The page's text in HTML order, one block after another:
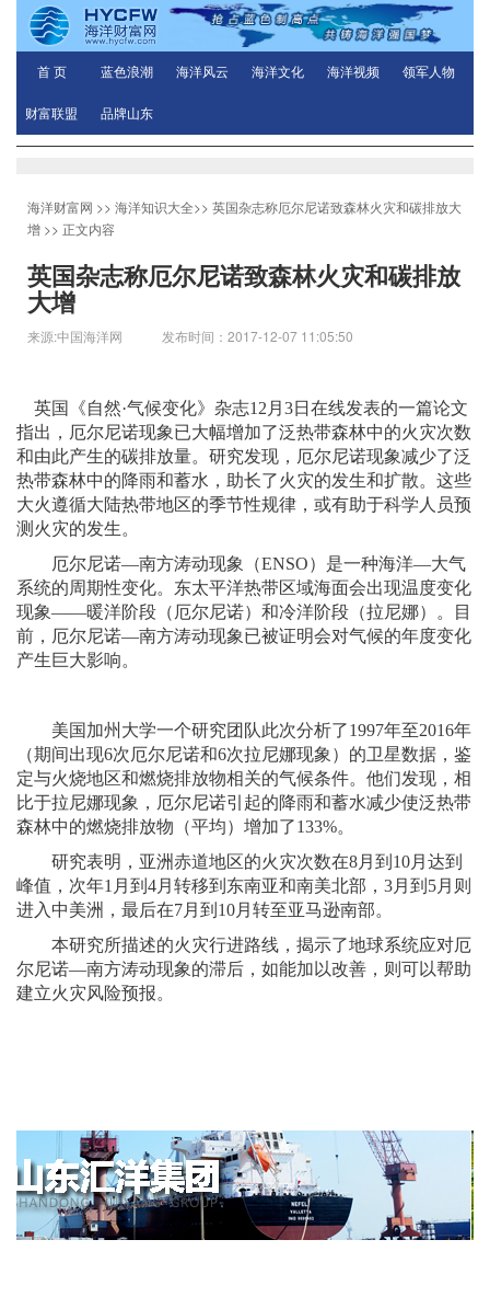
首 页 蓝色浪潮 海洋风云 海洋文化 海洋视频 领军人物
财富联盟 品牌山东
海洋财富网 >> 海洋知识大全>> 英国杂志称厄尔尼诺致森林火灾和碳排放大
增 >> 正文内容
英国杂志称厄尔尼诺致森林火灾和碳排放
大增
来源:中国海洋网 发布时间：2017-12-07 11:05:50
英国《自然·气候变化》杂志12月3日在线发表的一篇论文
指出，厄尔尼诺现象已大幅增加了泛热带森林中的火灾次数
和由此产生的碳排放量。研究发现，厄尔尼诺现象减少了泛
热带森林中的降雨和蓄水，助长了火灾的发生和扩散。这些
大火遵循大陆热带地区的季节性规律，或有助于科学人员预
测火灾的发生。
厄尔尼诺—南方涛动现象（ENSO）是一种海洋—大气
系统的周期性变化。东太平洋热带区域海面会出现温度变化
现象——暖洋阶段（厄尔尼诺）和冷洋阶段（拉尼娜）。目
前，厄尔尼诺—南方涛动现象已被证明会对气候的年度变化
产生巨大影响。
美国加州大学一个研究团队此次分析了1997年至2016年
（期间出现6次厄尔尼诺和6次拉尼娜现象）的卫星数据，鉴
定与火烧地区和燃烧排放物相关的气候条件。他们发现，相
比于拉尼娜现象，厄尔尼诺引起的降雨和蓄水减少使泛热带
森林中的燃烧排放物（平均）增加了133%。
研究表明，亚洲赤道地区的火灾次数在8月到10月达到
峰值，次年1月到4月转移到东南亚和南美北部，3月到5月则
进入中美洲，最后在7月到10月转至亚马逊南部。
本研究所描述的火灾行进路线，揭示了地球系统应对厄
尔尼诺—南方涛动现象的滞后，如能加以改善，则可以帮助
建立火灾风险预报。